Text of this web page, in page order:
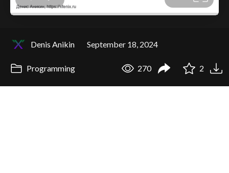
Denis Anikin September 18, 2024
Programming 270 2